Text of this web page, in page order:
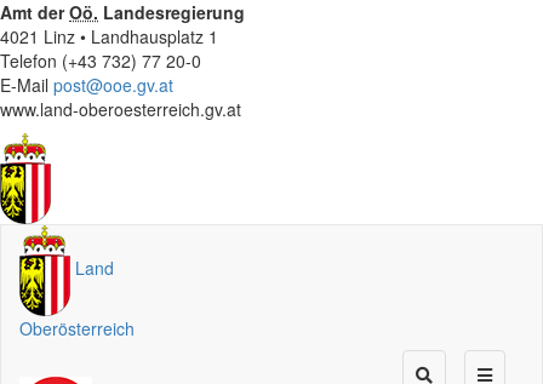
Amt derOö. Landesregierung
4021 Linz • Landhausplatz 1
Telefon (+43 732) 77 20-0
E-Mail post@ooe.gv.at
www.land-oberoesterreich.gv.at
Land
Oberösterreich